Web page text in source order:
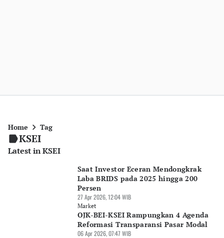
Home Tag
KSEI
Latest in KSEI
Saat Investor Eceran Mendongkrak
Laba BRIDS pada 2025 hingga 200
Persen
27 Apr 2026, 12:04 WIB
Market
OJK-BEI-KSEI Rampungkan 4 Agenda
Reformasi Transparansi Pasar Modal
06 Apr 2026, 07:47 WIB